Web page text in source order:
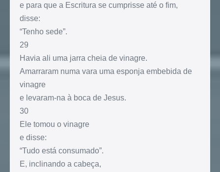
e para que a Escritura se cumprisse até o fim,
disse:
“Tenho sede”.
29
Havia ali uma jarra cheia de vinagre.
Amarraram numa vara uma esponja embebida de
vinagre
e levaram-na à boca de Jesus.
30
Ele tomou o vinagre
e disse:
“Tudo está consumado”.
E, inclinando a cabeça,